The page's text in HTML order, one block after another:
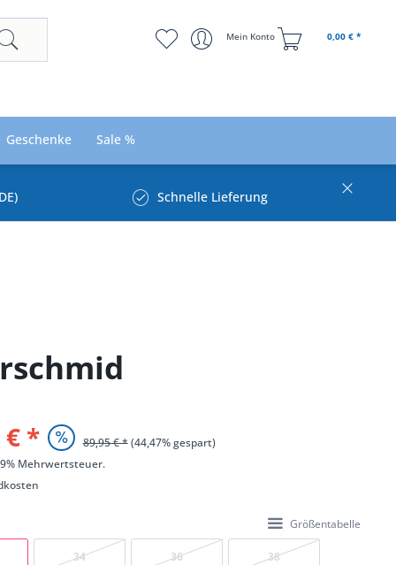
Mein Konto 0,00 € *
Geschenke Sale %
Schnelle Lieferung
€ * 89,95 € *(44,47% gespart)
Mehrwertsteuer.
Größentabelle
34 36 38